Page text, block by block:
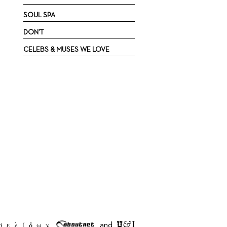
SOUL SPA
DON’T
CELEBS & MUSES WE LOVE
and